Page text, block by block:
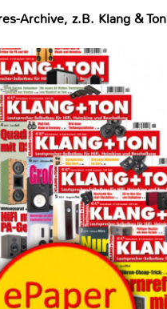
Archive, z.B. Klang & Ton